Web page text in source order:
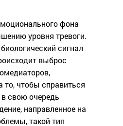
фона
уровня тревоги.
сигнал
выброс
то, чтобы справиться
в свою очередь
направленное на
такой тип